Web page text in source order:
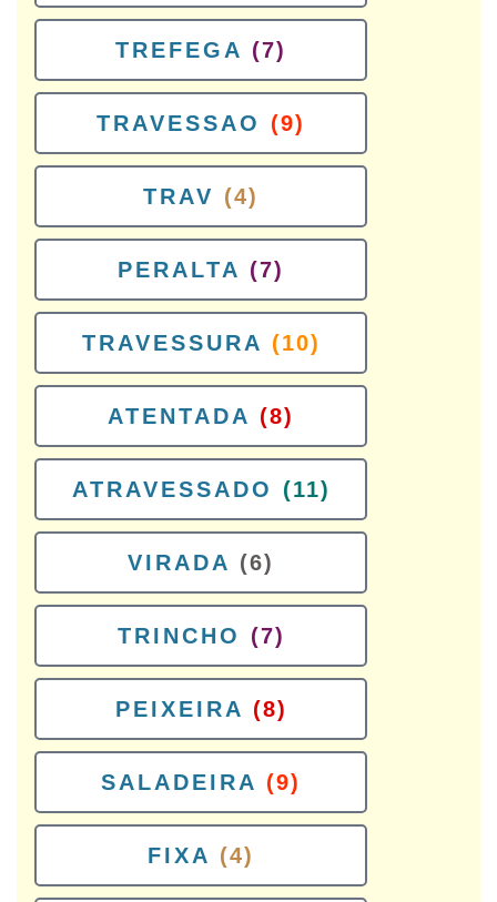
TREFEGA (7)
TRAVESSAO (9)
TRAV (4)
PERALTA (7)
TRAVESSURA (10)
ATENTADA (8)
ATRAVESSADO (11)
VIRADA (6)
TRINCHO (7)
PEIXEIRA (8)
SALADEIRA (9)
FIXA (4)